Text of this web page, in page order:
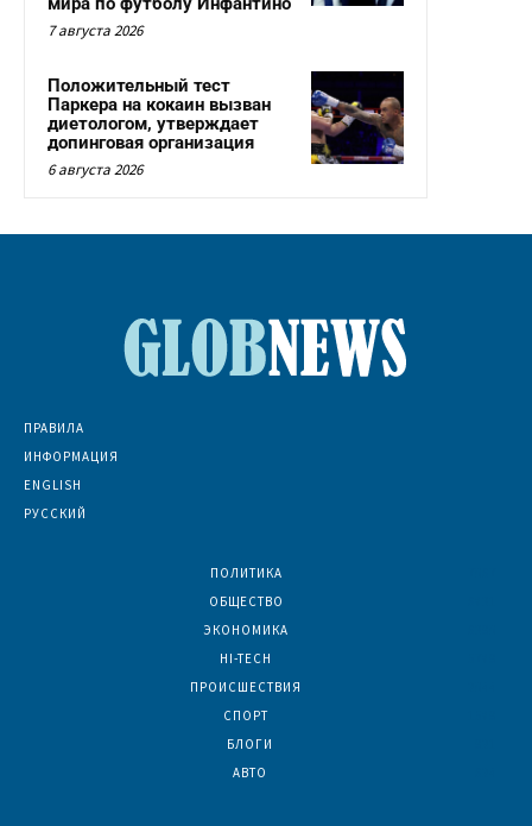
7 августа 2026
Положительный тест
Паркера на кокаин вызван
диетологом, утверждает
допинговая организация
6 августа 2026
ПРАВИЛА
ИНФОРМАЦИЯ
ENGLISH
РУССКИЙ
ПОЛИТИКА
ОБЩЕСТВО
ЭКОНОМИКА
HI-TECH
ПРОИСШЕСТВИЯ
СПОРТ
БЛОГИ
АВТО